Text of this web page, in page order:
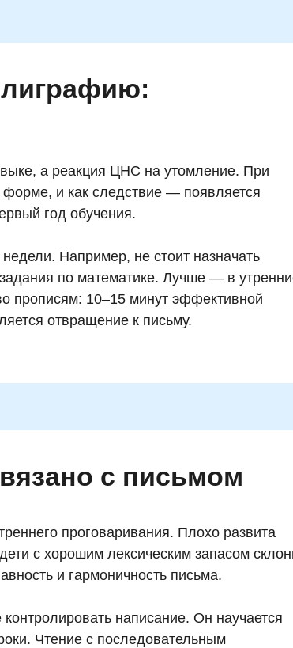
а реакция ЦНС на утомление. При
форме, и как следствие — появляется
год обучения.
Например, не стоит назначать
по математике. Лучше — в
прописям: 10–15 минут эффективной
отвращение к письму.
с письмом
проговаривания. Плохо развита
с хорошим лексическим запасом
и гармоничность письма.
написание. Он научается
Чтение с последовательным